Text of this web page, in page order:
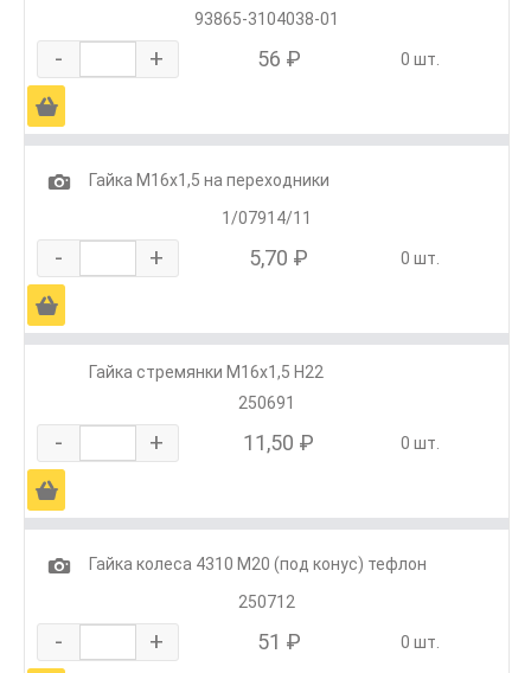
93865-3104038-01
- + 56 ₽ 0 шт.
Ä
1
Гайка М16х1,5 на переходники
1/07914/11
- + 5,70 ₽ 0 шт.
Ä
Гайка стремянки М16х1,5 Н22
250691
- + 11,50 ₽ 0 шт.
Ä
1
Гайка колеса 4310 М20 (под конус) тефлон
250712
- + 51 ₽ 0 шт.